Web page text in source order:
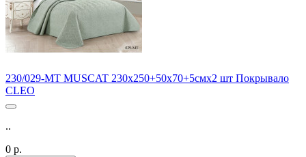
230/029-MT MUSCAT 230х250+50х70+5смх2 шт Покрывало
CLEO
..
0 р.